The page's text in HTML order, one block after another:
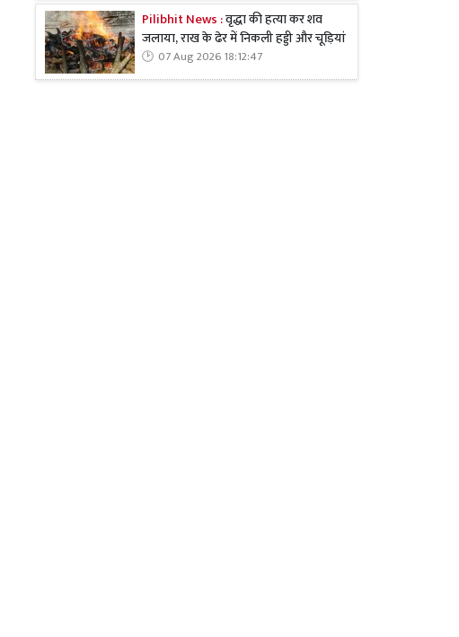
Pilibhit News :वृद्धा की हत्या कर शव
जलाया, राख के ढेर में निकली हड्डी और चूड़ियां
07 Aug 2026 18:12:47